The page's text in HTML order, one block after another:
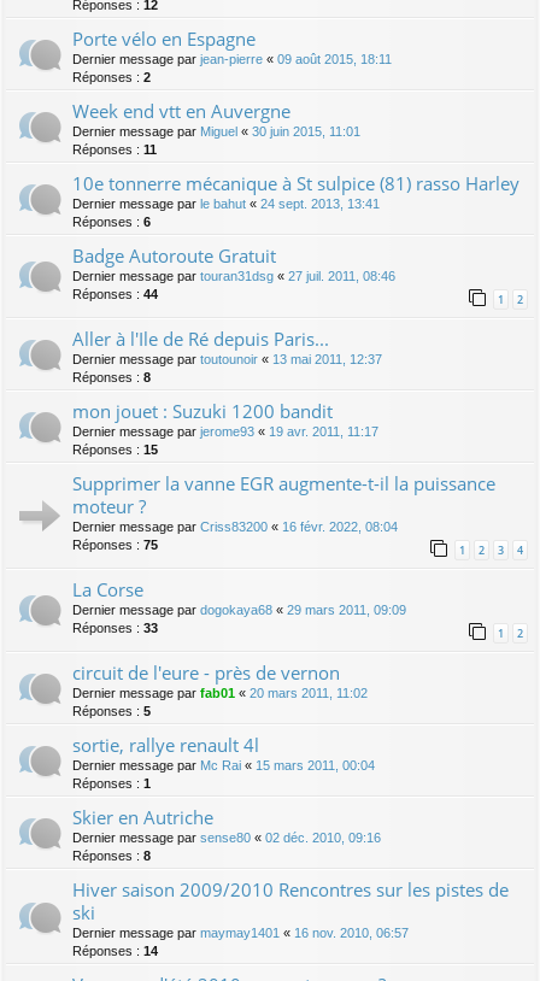
Réponses : 12
Porte vélo en Espagne
Dernier message par jean-pierre « 09 août 2015, 18:11
Réponses : 2
Week end vtt en Auvergne
Dernier message par Miguel « 30 juin 2015, 11:01
Réponses : 11
10e tonnerre mécanique à St sulpice (81) rasso Harley
Dernier message par le bahut « 24 sept. 2013, 13:41
Réponses : 6
Badge Autoroute Gratuit
Dernier message par touran31dsg « 27 juil. 2011, 08:46
Réponses : 44 1 2
Aller à l'Ile de Ré depuis Paris...
Dernier message par toutounoir « 13 mai 2011, 12:37
Réponses : 8
mon jouet : Suzuki 1200 bandit
Dernier message par jerome93 « 19 avr. 2011, 11:17
Réponses : 15
Supprimer la vanne EGR augmente-t-il la puissance
moteur ?
Dernier message par Criss83200 « 16 févr. 2022, 08:04
Réponses : 75 1 2 3 4
La Corse
Dernier message par dogokaya68 « 29 mars 2011, 09:09
Réponses : 33 1 2
circuit de l'eure - près de vernon
Dernier message par fab01 « 20 mars 2011, 11:02
Réponses : 5
sortie, rallye renault 4l
Dernier message par Mc Rai « 15 mars 2011, 00:04
Réponses : 1
Skier en Autriche
Dernier message par sense80 « 02 déc. 2010, 09:16
Réponses : 8
Hiver saison 2009/2010 Rencontres sur les pistes de
ski
Dernier message par maymay1401 « 16 nov. 2010, 06:57
Réponses : 14